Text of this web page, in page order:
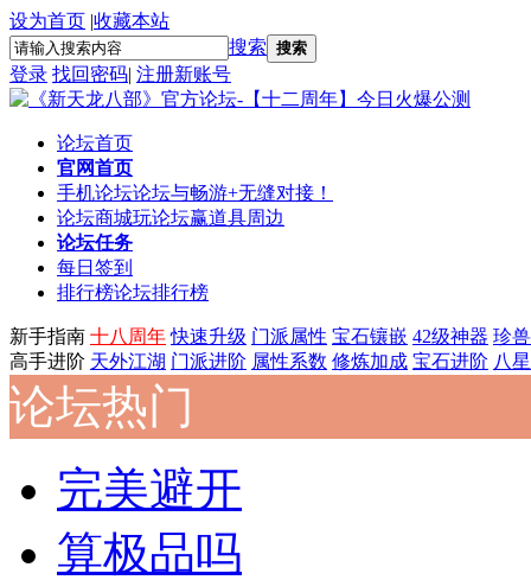
设为首页 |收藏本站
搜索 搜索
登录 找回密码| 注册新账号
论坛首页
官网首页
手机论坛论坛与畅游+无缝对接！
论坛商城玩论坛赢道具周边
论坛任务
每日签到
排行榜论坛排行榜
新手指南 十八周年 快速升级 门派属性 宝石镶嵌 42级神器 珍
高手进阶 天外江湖 门派进阶 属性系数 修炼加成 宝石进阶 八
论坛热门
完美避开
算极品吗